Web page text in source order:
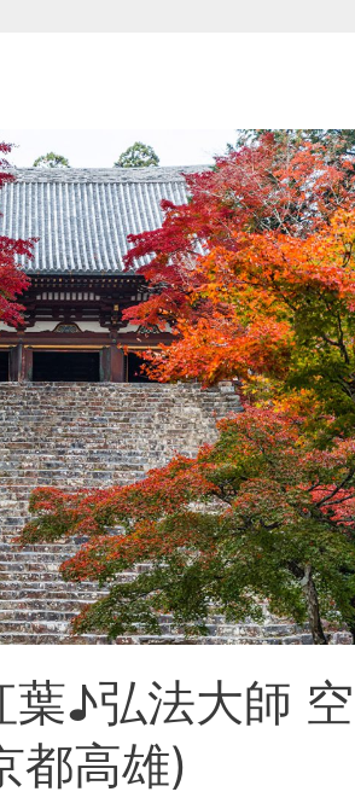
葉♪弘法大師 空
都高雄)